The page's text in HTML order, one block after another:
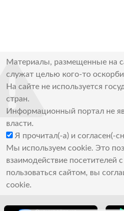
Материалы, размещенные на
служат целью кого-то
На сайте не используется
стран.
Информационный портал не
власти.
Я прочитал(-а) и согласен(-
Мы используем cookie. Это
взаимодействие посетителей
пользоваться сайтом, вы
cookie.